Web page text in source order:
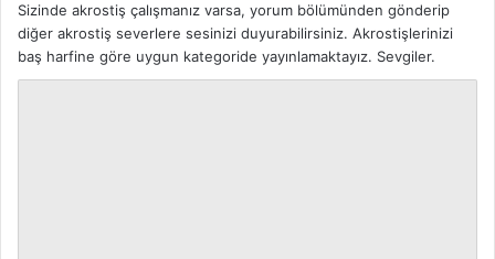
Sizinde akrostiş çalışmanız varsa, yorum bölümünden gönderip
diğer akrostiş severlere sesinizi duyurabilirsiniz. Akrostişlerinizi
baş harfine göre uygun kategoride yayınlamaktayız. Sevgiler.